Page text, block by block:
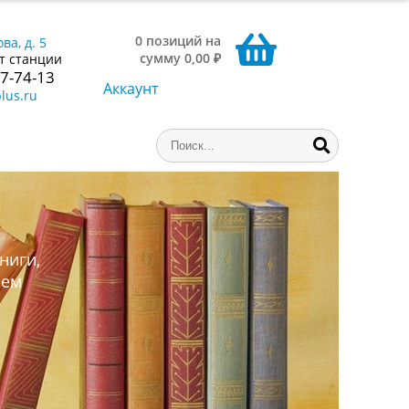
д. 5
станции
74-13
0 позиций на
сумму 0,00 ₽
Аккаунт